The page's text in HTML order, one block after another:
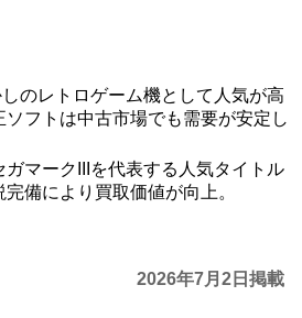
のレトロゲーム機として人気が高
ソフトは中古市場でも需要が安定し
ガマークIIIを代表する人気タイトル
備により買取価値が向上。
2026年7月2日掲載